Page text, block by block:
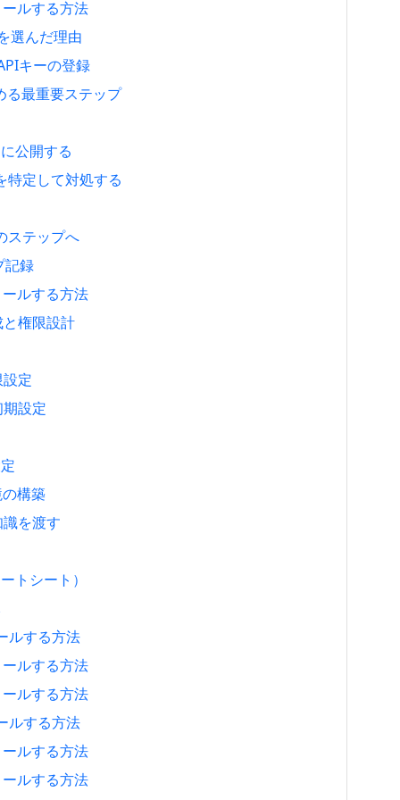
ルする方法
選んだ理由
キーの登録
最重要ステップ
公開する
定して対処する
ステップへ
記録
ルする方法
権限設計
定
設定
構築
を渡す
トシート）
ルする方法
ルする方法
ルする方法
ルする方法
ルする方法
ルする方法